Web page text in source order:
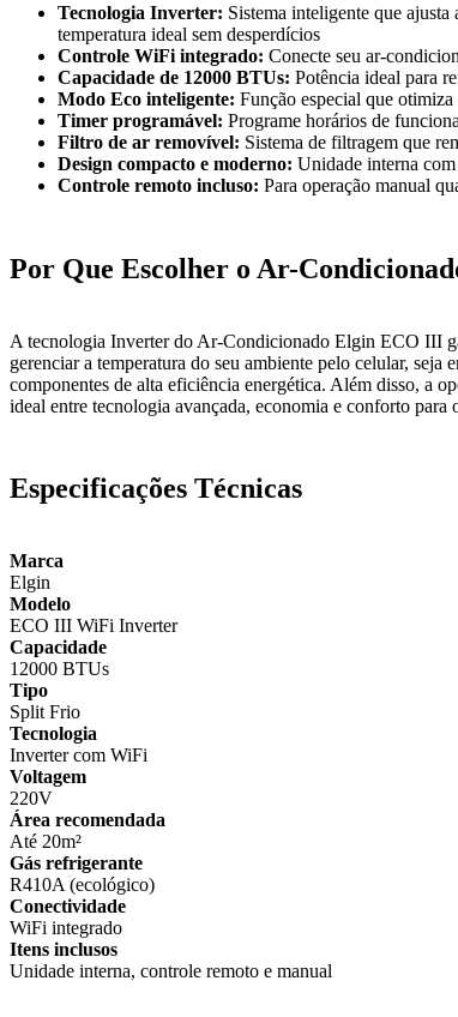
Tecnologia Inverter: Sistema inteligente que
temperatura ideal sem desperdícios
Controle WiFi integrado: Conecte seu ar-
Capacidade de 12000 BTUs: Potência ideal para
Modo Eco inteligente: Função especial que
Timer programável: Programe horários de
Filtro de ar removível: Sistema de filtragem que
Design compacto e moderno: Unidade interna com
Controle remoto incluso: Para operação manual
Por Que Escolher o Ar-
A tecnologia Inverter do Ar-Condicionado Elgin ECO III
gerenciar a temperatura do seu ambiente pelo celular,
componentes de alta eficiência energética. Além disso, a
ideal entre tecnologia avançada, economia e conforto para
Especificações Técnicas
Marca
Elgin
Modelo
ECO III WiFi Inverter
Capacidade
12000 BTUs
Tipo
Split Frio
Tecnologia
Inverter com WiFi
Voltagem
220V
Área recomendada
Até 20m²
Gás refrigerante
R410A (ecológico)
Conectividade
WiFi integrado
Itens inclusos
Unidade interna, controle remoto e manual